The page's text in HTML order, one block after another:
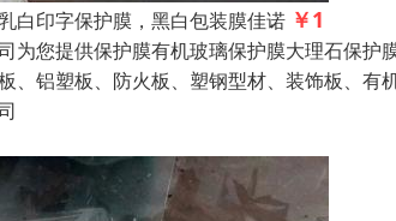
白印字保护膜，黑白包装膜佳诺 ￥1
为您提供保护膜有机玻璃保护膜大理石保
、铝塑板、防火板、塑钢型材、装饰板、